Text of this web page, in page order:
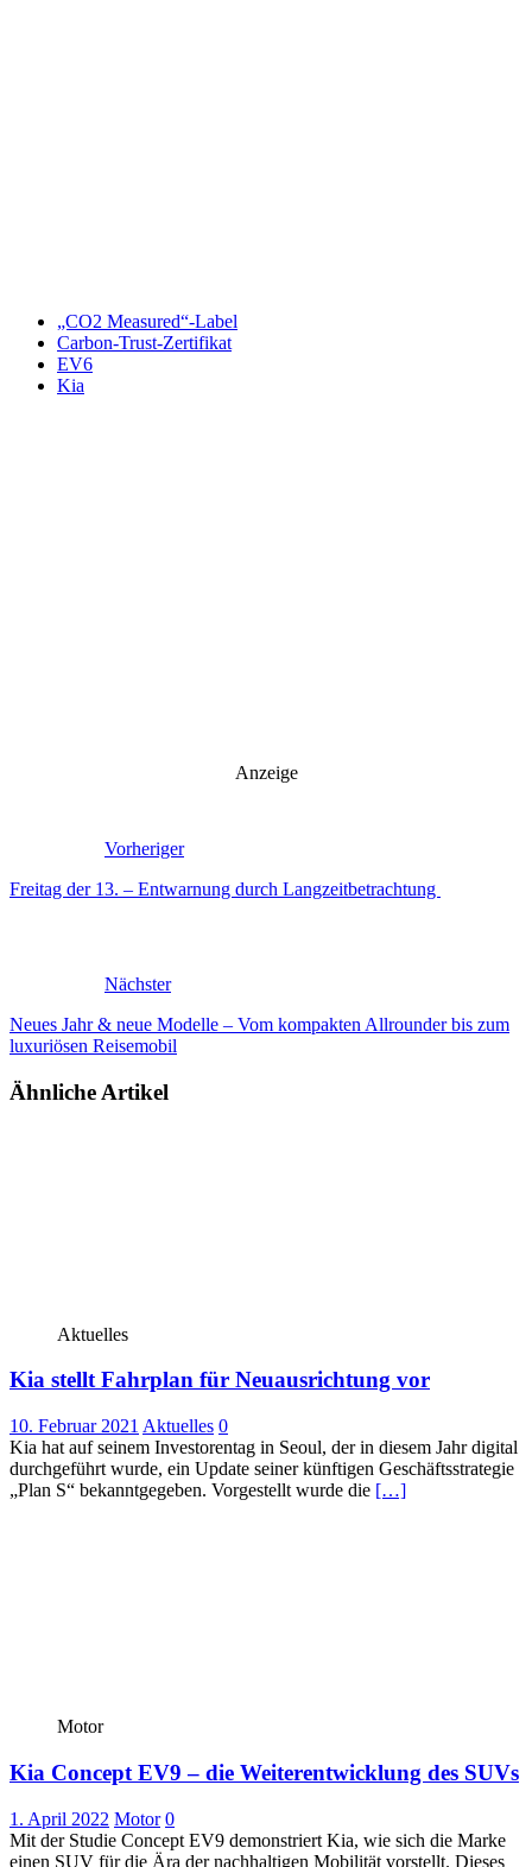
„CO2 Measured“-Label
Carbon-Trust-Zertifikat
EV6
Kia
Anzeige
Vorheriger
Freitag der 13. – Entwarnung durch Langzeitbetrachtung
Nächster
Neues Jahr & neue Modelle – Vom kompakten Allrounder bis zum
luxuriösen Reisemobil
Ähnliche Artikel
Aktuelles
Kia stellt Fahrplan für Neuausrichtung vor
10. Februar 2021 Aktuelles 0
Kia hat auf seinem Investorentag in Seoul, der in diesem Jahr digital
durchgeführt wurde, ein Update seiner künftigen Geschäftsstrategie
„Plan S“ bekanntgegeben. Vorgestellt wurde die […]
Motor
Kia Concept EV9 – die Weiterentwicklung des SUVs
1. April 2022 Motor 0
Mit der Studie Concept EV9 demonstriert Kia, wie sich die Marke
einen SUV für die Ära der nachhaltigen Mobilität vorstellt. Dieses